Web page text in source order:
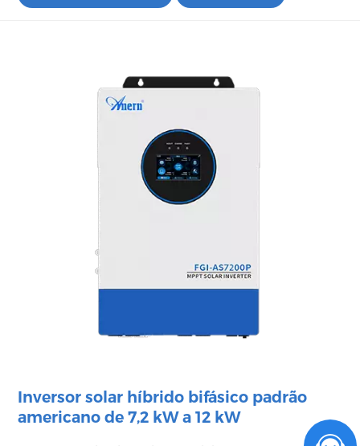
Inversor solar híbrido bifásico padrão
americano de 7,2 kW a 12 kW